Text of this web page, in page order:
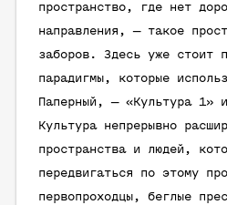
пространство, где нет
направления, — такое
заборов. Здесь уже стоит
парадигмы, которые
Паперный, — «Культура 1»
Культура непрерывно
пространства и людей,
передвигаться по этому
первопроходцы, беглые